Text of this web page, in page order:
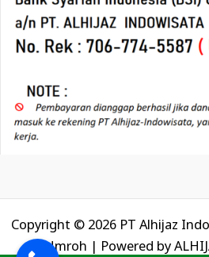
Copyright © 2026 PT Alhijaz
Umroh | Powered by